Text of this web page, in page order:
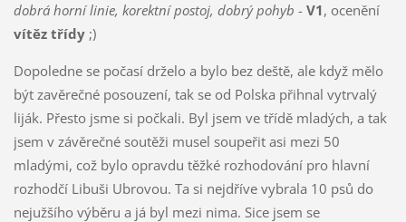
dobrá horní linie, korektní postoj, dobrý pohyb - V1, ocenění
vítěz třídy;)
Dopoledne se počasí drželo a bylo bez deště, ale když mělo
být zavěrečné posouzení, tak se od Polska přihnal vytrvalý
liják. Přesto jsme si počkali. Byl jsem ve třídě mladých, a tak
jsem v závěrečné soutěži musel soupeřit asi mezi 50
mladými, což bylo opravdu těžké rozhodování pro hlavní
rozhodčí Libuši Ubrovou. Ta si nejdříve vybrala 10 psů do
nejužšího výběru a já byl mezi nima. Sice jsem se